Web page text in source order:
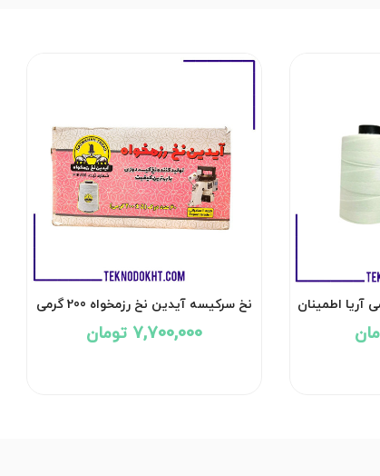
نخ سرکیسه آیدین نخ رزمخواه 200 گرمی
60 تایی
7,700,000 تومان